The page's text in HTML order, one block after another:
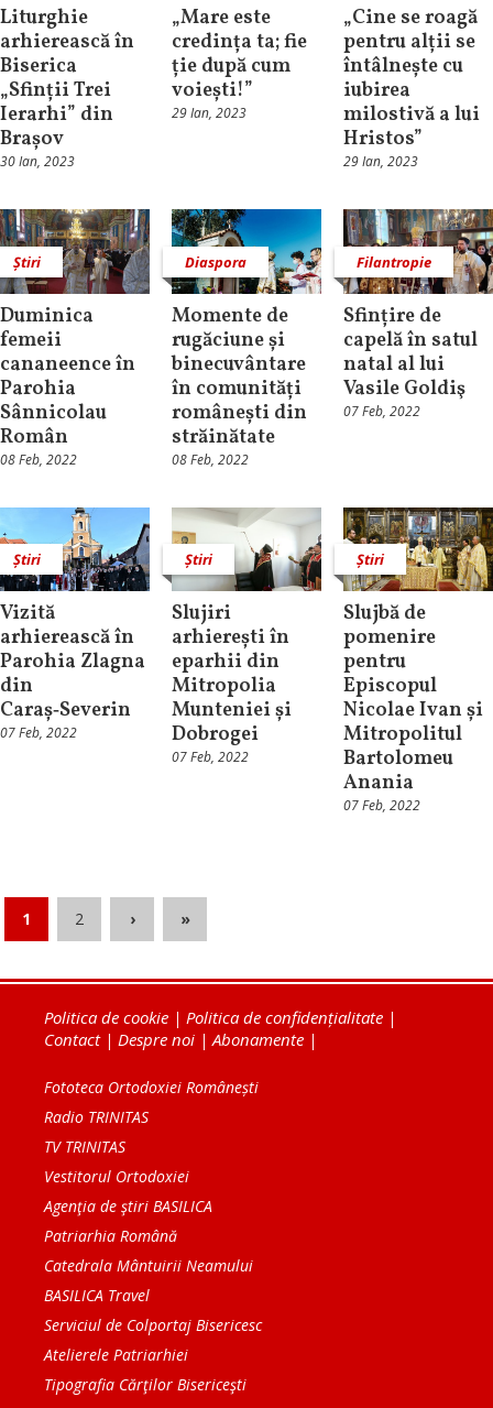
Liturghie
arhierească în
Biserica
„Sfinții Trei
Ierarhi” din
Brașov
30 Ian, 2023
„Mare este
credința ta; fie
ție după cum
voiești!”
29 Ian, 2023
„Cine se roagă
pentru alții se
întâlnește cu
iubirea
milostivă a lui
Hristos”
29 Ian, 2023
Știri
Duminica
femeii
cananeence în
Parohia
Sânnicolau
Român
08 Feb, 2022
Diaspora
Momente de
rugăciune și
binecuvântare
în comunități
românești din
străinătate
08 Feb, 2022
Filantropie
Sfințire de
capelă în satul
natal al lui
Vasile Goldiş
07 Feb, 2022
Știri
Vizită
arhierească în
Parohia Zlagna
din
Caraș‑Severin
07 Feb, 2022
Știri
Slujiri
arhierești în
eparhii din
Mitropolia
Munteniei și
Dobrogei
07 Feb, 2022
Știri
Slujbă de
pomenire
pentru
Episcopul
Nicolae Ivan și
Mitropolitul
Bartolomeu
Anania
07 Feb, 2022
1 2 › »
Politica de cookie | Politica de confidențialitate |
Contact| Despre noi |Abonamente |
Fototeca Ortodoxiei Românești
Radio TRINITAS
TV TRINITAS
Vestitorul Ortodoxiei
Agenţia de ştiri BASILICA
Patriarhia Română
Catedrala Mântuirii Neamului
BASILICA Travel
Serviciul de Colportaj Bisericesc
Atelierele Patriarhiei
Tipografia Cărţilor Bisericeşti